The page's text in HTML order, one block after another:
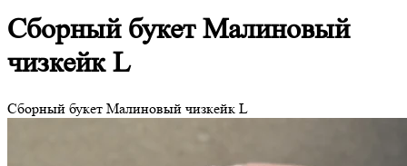
Сборный букет Малиновый
чизкейк L
Сборный букет Малиновый чизкейк L